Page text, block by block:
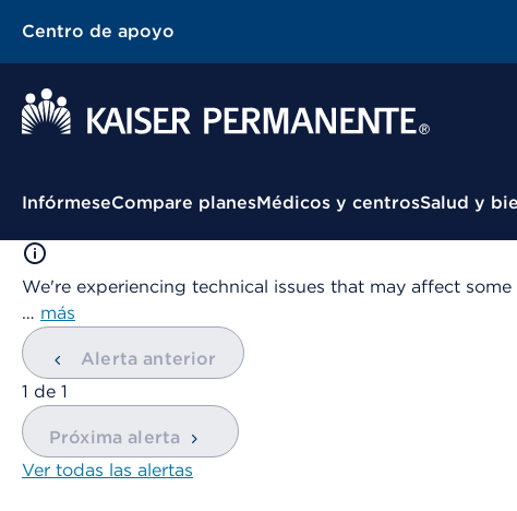
Centro de apoyo
Menú contextual
InfórmeseCompare planesMédicos y centrosSalud y
We're experiencing technical issues that may affect
… más
Alerta anterior
mostrando
1 de 1
Próxima alerta
Ver todas las alertas